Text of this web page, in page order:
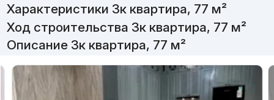
Характеристики 3к квартира, 77 м²
Ход строительства 3к квартира, 77 м²
Описание 3к квартира, 77 м²